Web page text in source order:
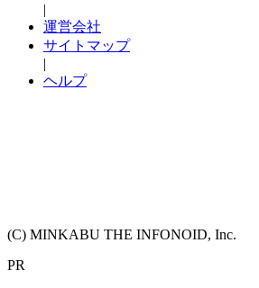
|
運営会社
サイトマップ
|
ヘルプ
(C) MINKABU THE INFONOID, Inc.
PR